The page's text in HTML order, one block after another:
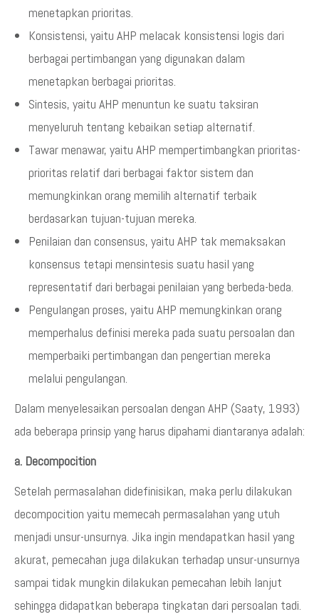
menetapkan prioritas.
Konsistensi, yaitu AHP melacak konsistensi logis dari
berbagai pertimbangan yang digunakan dalam
menetapkan berbagai prioritas.
Sintesis, yaitu AHP menuntun ke suatu taksiran
menyeluruh tentang kebaikan setiap alternatif.
Tawar menawar, yaitu AHP mempertimbangkan prioritas-
prioritas relatif dari berbagai faktor sistem dan
memungkinkan orang memilih alternatif terbaik
berdasarkan tujuan-tujuan mereka.
Penilaian dan consensus, yaitu AHP tak memaksakan
konsensus tetapi mensintesis suatu hasil yang
representatif dari berbagai penilaian yang berbeda-beda.
Pengulangan proses, yaitu AHP memungkinkan orang
memperhalus definisi mereka pada suatu persoalan dan
memperbaiki pertimbangan dan pengertian mereka
melalui pengulangan.
Dalam menyelesaikan persoalan dengan AHP (Saaty, 1993)
ada beberapa prinsip yang harus dipahami diantaranya adalah:
a. Decompocition
Setelah permasalahan didefinisikan, maka perlu dilakukan
decompocition yaitu memecah permasalahan yang utuh
menjadi unsur-unsurnya. Jika ingin mendapatkan hasil yang
akurat, pemecahan juga dilakukan terhadap unsur-unsurnya
sampai tidak mungkin dilakukan pemecahan lebih lanjut
sehingga didapatkan beberapa tingkatan dari persoalan tadi.